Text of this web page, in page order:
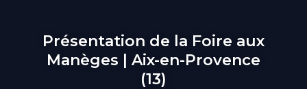
Présentation de la Foire aux
Manèges | Aix-en-Provence
(13)